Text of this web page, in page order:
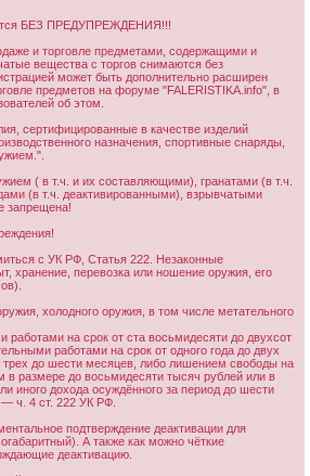
БЕЗ ПРЕДУПРЕЖДЕНИЯ!!!
и торговле предметами, содержащими и
вещества с торгов снимаются без
может быть дополнительно расширен
предметов на форуме "FALERISTIKA.info", в
об этом.
сертифицированные в качестве изделий
назначения, спортивные снаряды,
( в т.ч. и их составляющими), гранатами (в т.ч.
(в т.ч. деактивированными), взрывчатыми
запрещена!
с УК РФ, Статья 222. Незаконные
хранение, перевозка или ношение оружия, его
холодного оружия, в том числе метательного
работами на срок от ста восьмидесяти до двухсот
работами на срок от одного года до двух
трех до шести месяцев, либо лишением свободы на
в размере до восьмидесяти тысяч рублей или в
иного дохода осуждённого за период до шести
— ч. 4 ст. 222 УК РФ.
подтверждение деактивации для
А также как можно чёткие
деактивацию.